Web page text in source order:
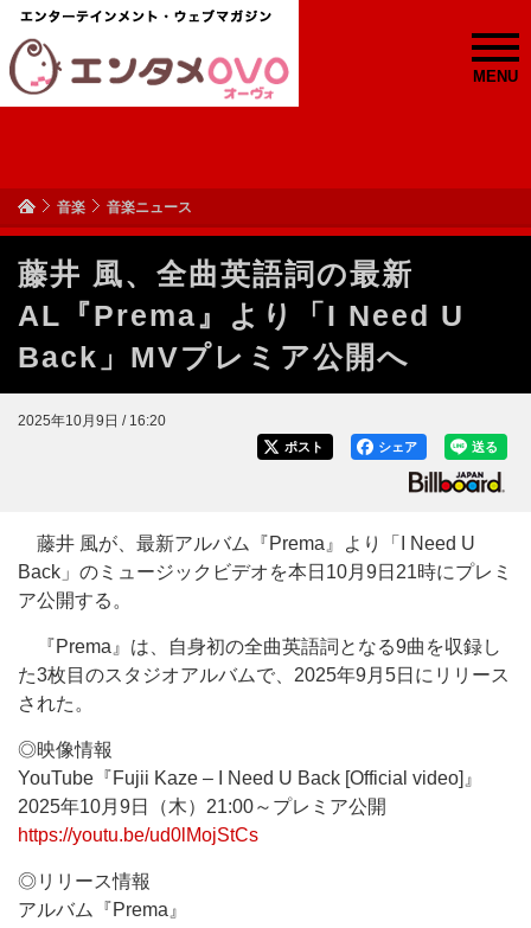
MENU
音楽 音楽ニュース
藤井 風、全曲英語詞の最新
AL『Prema』より「I Need U
Back」MVプレミア公開へ
2025年10月9日 / 16:20
送る
シェア
ポスト
藤井 風が、最新アルバム『Prema』より「I Need U
Back」のミュージックビデオを本日10月9日21時にプレミ
ア公開する。
『Prema』は、自身初の全曲英語詞となる9曲を収録し
た3枚目のスタジオアルバムで、2025年9月5日にリリース
された。
◎映像情報
YouTube『Fujii Kaze – I Need U Back [Official video]』
2025年10月9日（木）21:00～プレミア公開
https://youtu.be/ud0lMojStCs
◎リリース情報
アルバム『Prema』